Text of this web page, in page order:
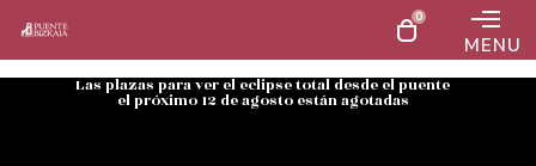
0
MENU
Las plazas para ver el eclipse total desde el puente
el próximo 12 de agosto están agotadas